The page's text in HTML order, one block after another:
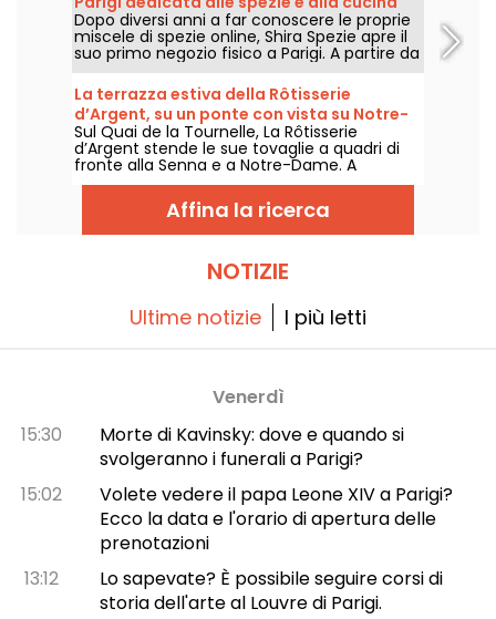
mediterranea
Dopo diversi anni a far conoscere le proprie
miscele di spezie online, Shira Spezie apre il
suo primo negozio fisico a Parigi. A partire da
settembre 2026, l’insegna entra al Marché
Saint-Martin, nel decimo arrondissement,
con una bottega alimentare, un’offerta di
piatti mediterranei da asporto e una
selezione di prodotti fini provenienti da tutto
il mondo.
La terrazza estiva della Rôtisserie
d’Argent, su un ponte con vista su Notre-
Dame - recensioni e foto
Sul Quai de la Tournelle, La Rôtisserie
d’Argent stende le sue tovaglie a quadri di
fronte alla Senna e a Notre-Dame. A
mezzogiorno o di sera, questa terrazza
estiva serve i grandi classici del bistrot
rivisitati dallo chef Romuald Sinnan, in un
arredamento da cartolina che, per una
Affina la ricerca
NOTIZIE
Ultime notizie I più letti
Venerdì
15:30
Morte di Kavinsky: dove e quando si
svolgeranno i funerali a Parigi?
15:02
Volete vedere il papa Leone XIV a Parigi?
Ecco la data e l'orario di apertura delle
prenotazioni
13:12
Lo sapevate? È possibile seguire corsi di
storia dell'arte al Louvre di Parigi.